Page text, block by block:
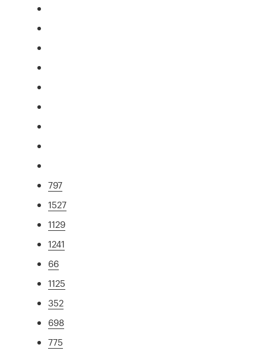
797
1527
1129
1241
66
1125
352
698
775